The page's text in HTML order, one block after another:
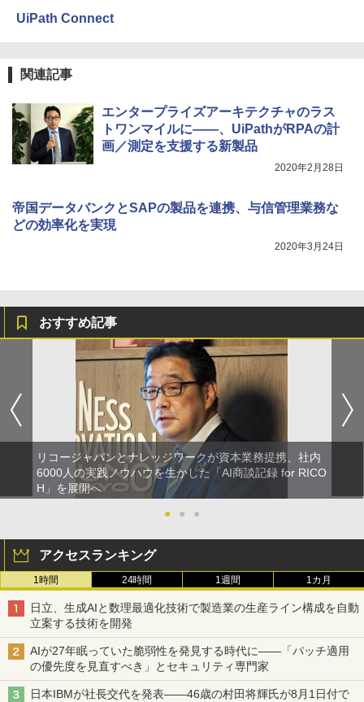
UiPath Connect
関連記事
エンタープライズアーキテクチャのラス
トワンマイルに――、UiPathがRPAの計
画／測定を支援する新製品
2020年2月28日
帝国データバンクとSAPの製品を連携、与信管理業務な
どの効率化を実現
2020年3月24日
おすすめ記事
リコージャパンとナレッジワークが資本業務提携、社内
6000人の実践ノウハウを生かした「AI商談記録 for RICO
H」を展開へ
●
● ●
アクセスランキング
1時間 24時間 1週間 1カ月
日立、生成AIと数理最適化技術で製造業の生産ライン構成を自動
立案する技術を開発
AIが27年眠っていた脆弱性を発見する時代に――「パッチ適用
の優先度を見直すべき」とセキュリティ専門家
日本IBMが社長交代を発表――46歳の村田将輝氏が8月1日付で